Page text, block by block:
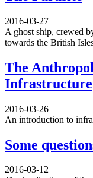
2016-03-27
A ghost ship, crewed
towards the British
The
Infrastructure
2016-03-26
An introduction to
Some
2016-03-12